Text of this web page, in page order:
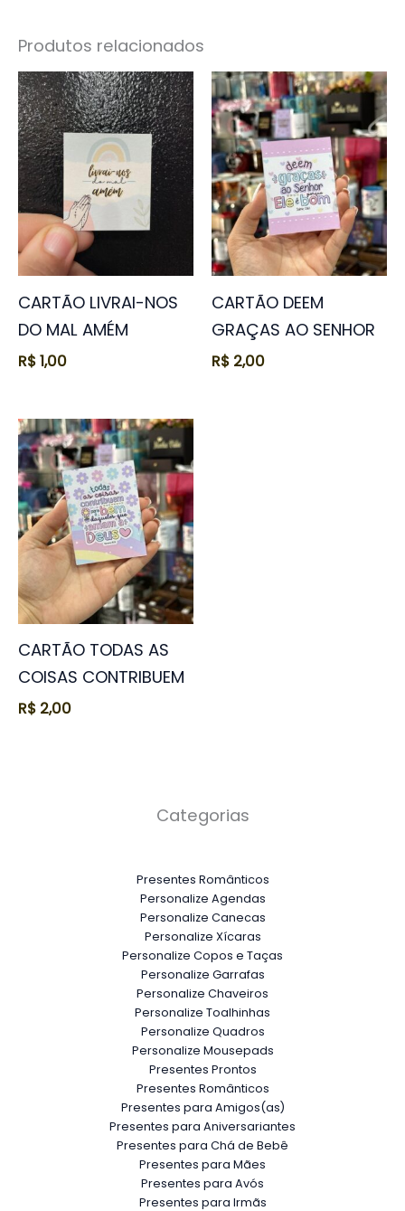
Produtos relacionados
CARTÃO LIVRAI-NOS
DO MAL AMÉM
R$1,00
CARTÃO DEEM
GRAÇAS AO SENHOR
R$ 2,00
CARTÃO TODAS AS
COISAS CONTRIBUEM
R$ 2,00
Categorias
Presentes Românticos
Personalize Agendas
Personalize Canecas
Personalize Xícaras
Personalize Copos e Taças
Personalize Garrafas
Personalize Chaveiros
Personalize Toalhinhas
Personalize Quadros
Personalize Mousepads
Presentes Prontos
Presentes Românticos
Presentes para Amigos(as)
Presentes para Aniversariantes
Presentes para Chá de Bebê
Presentes para Mães
Presentes para Avós
Presentes para Irmãs